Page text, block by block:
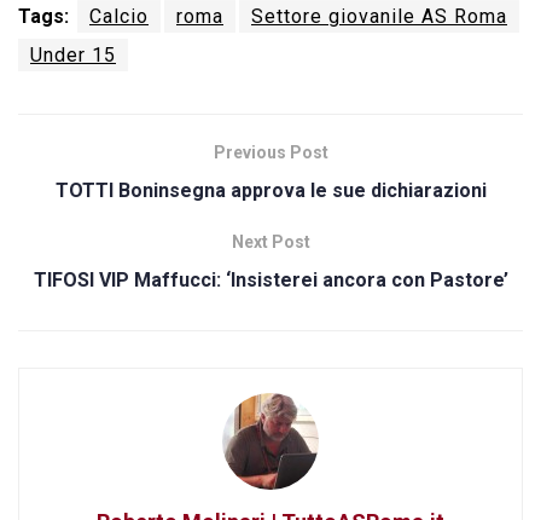
Tags: Calcio roma
Settore giovanile AS Roma
Under 15
Previous Post
TOTTI Boninsegna approva le sue dichiarazioni
Next Post
TIFOSI VIP Maffucci: ‘Insisterei ancora con Pastore’